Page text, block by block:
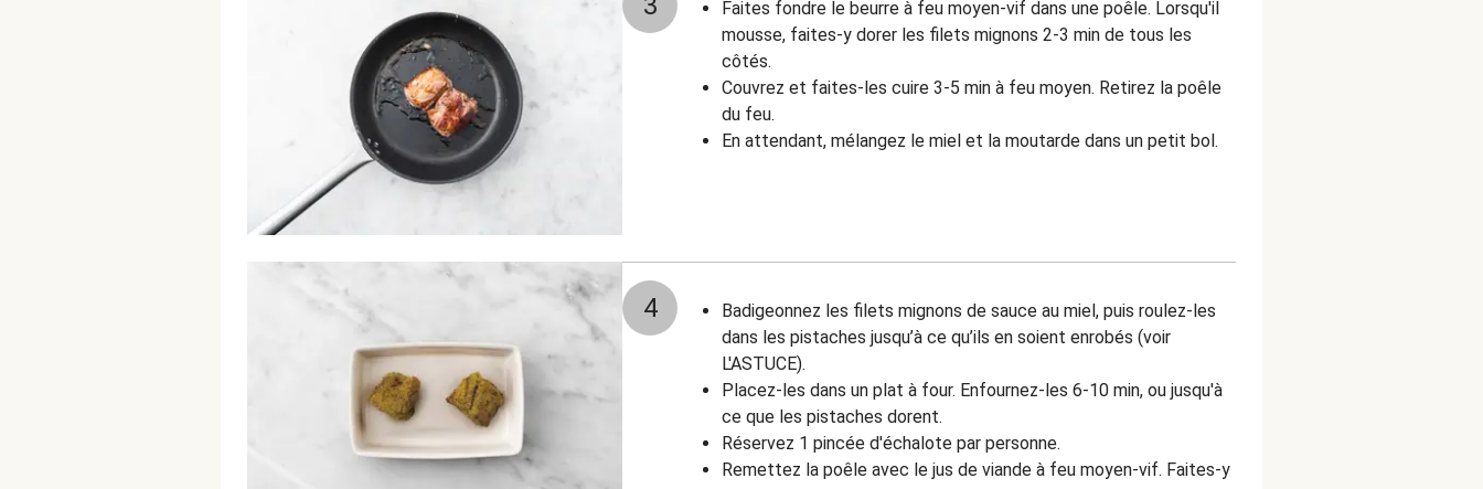
Faites fondre le beurre à feu moyen-vif dans une poêle. Lorsqu'il
mousse, faites-y dorer les filets mignons 2-3 min de tous les
côtés.
Couvrez et faites-les cuire 3-5 min à feu moyen. Retirez la poêle
du feu.
En attendant, mélangez le miel et la moutarde dans un petit bol.
4
Badigeonnez les filets mignons de sauce au miel, puis roulez-les
dans les pistaches jusqu’à ce qu’ils en soient enrobés (voir
L'ASTUCE).
Placez-les dans un plat à four. Enfournez-les 6-10 min, ou jusqu'à
ce que les pistaches dorent.
Réservez 1 pincée d'échalote par personne.
Remettez la poêle avec le jus de viande à feu moyen-vif. Faites-y